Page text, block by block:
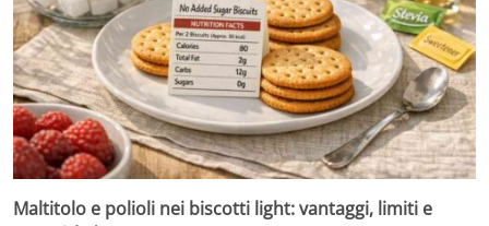
Maltitolo e polioli nei biscotti light: vantaggi, limiti e